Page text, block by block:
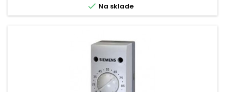
 Na sklade